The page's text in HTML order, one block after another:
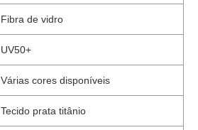
Fibra de vidro
UV50+
Várias cores disponíveis
Tecido prata titânio